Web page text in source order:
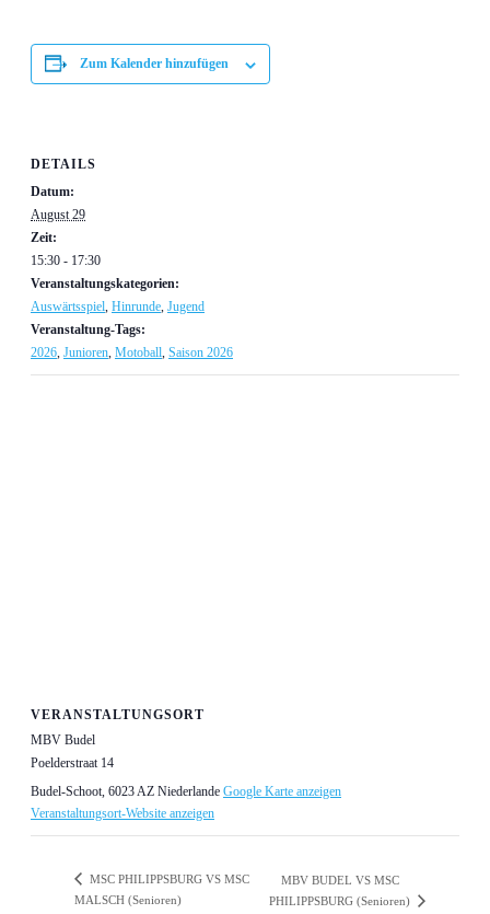
Zum Kalender hinzufügen
DETAILS
Datum:
August 29
Zeit:
15:30 - 17:30
Veranstaltungskategorien:
Auswärtsspiel, Hinrunde, Jugend
Veranstaltung-Tags:
2026, Junioren, Motoball, Saison 2026
VERANSTALTUNGSORT
MBV Budel
Poelderstraat 14
Budel-Schoot, 6023 AZ Niederlande Google Karte anzeigen
Veranstaltungsort-Website anzeigen
MSC PHILIPPSBURG VS MSC
MALSCH (Senioren)
MBV BUDEL VS MSC
PHILIPPSBURG (Senioren)